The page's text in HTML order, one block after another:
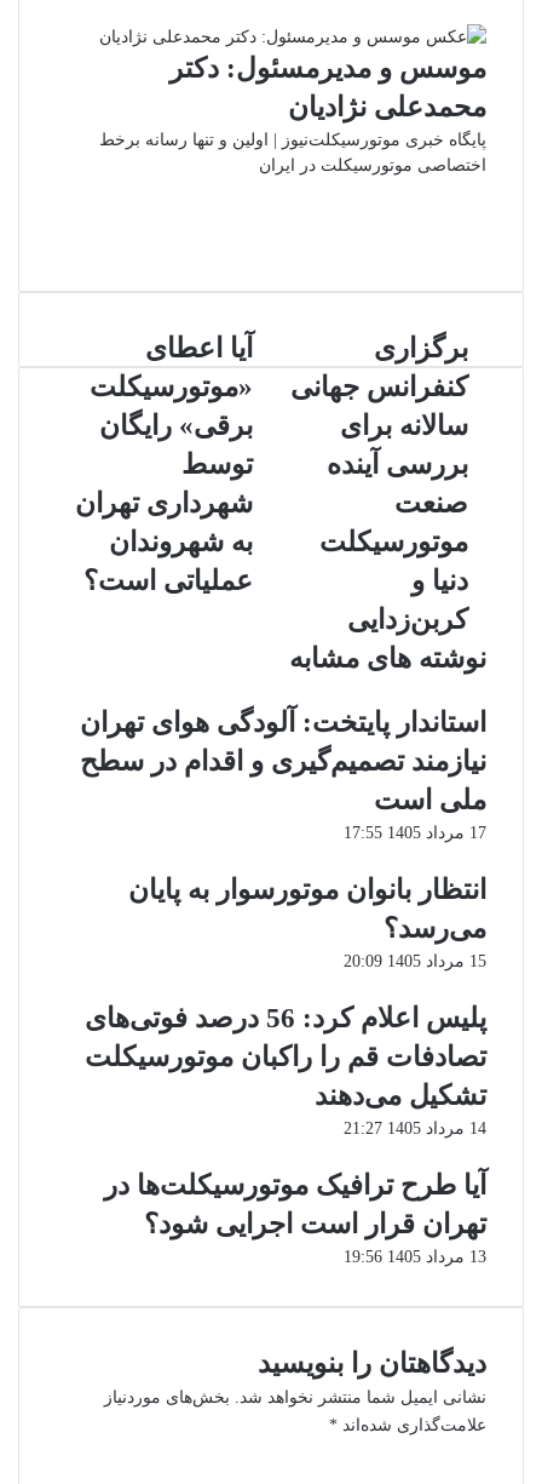
ایمیل
موسس و مدیرمسئول: دکتر
محمدعلی نژادیان
پایگاه خبری موتورسیکلت‌نیوز | اولین و تنها رسانه برخط
اختصاصی موتورسیکلت در ایران
آیا
اعطای
«موتورسیکلت
برقی»
رایگان
توسط
شهرداری
تهران
به
شهروندان
عملیاتی
آیا اعطای
«موتورسیکلت
برقی» رایگان
توسط
شهرداری تهران
به شهروندان
عملیاتی است؟
برگزاری
کنفرانس
جهانی
سالانه
بررسی
آینده
موتورسیکلت
دنیا
و
کربن‌زدایی
برگزاری
کنفرانس جهانی
سالانه برای
بررسی آینده
صنعت
موتورسیکلت
دنیا و
کربن‌زدایی
نوشته های مشابه
استاندار پایتخت: آلودگی هوای تهران
نیازمند تصمیم‌گیری و اقدام در سطح
ملی است
17 مرداد 1405 17:55
انتظار بانوان موتورسوار به پایان
می‌رسد؟
15 مرداد 1405 20:09
پلیس اعلام کرد: 56 درصد فوتی‌های
تصادفات قم را راکبان موتورسیکلت
تشکیل می‌دهند
14 مرداد 1405 21:27
آیا طرح ترافیک موتورسیکلت‌ها در
تهران قرار است اجرایی شود؟
13 مرداد 1405 19:56
دیدگاهتان را بنویسید
نشانی ایمیل شما منتشر نخواهد شد. بخش‌های موردنیاز
علامت‌گذاری شده‌اند *